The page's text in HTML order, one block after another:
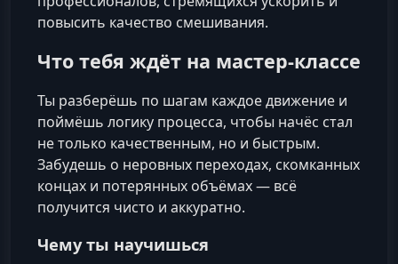
повысить качество смешивания.
Что тебя ждёт на мастер-классе
Ты разберёшь по шагам каждое движение и
поймёшь логику процесса, чтобы начёс стал
не только качественным, но и быстрым.
Забудешь о неровных переходах, скомканных
концах и потерянных объёмах — всё
получится чисто и аккуратно.
Чему ты научишься